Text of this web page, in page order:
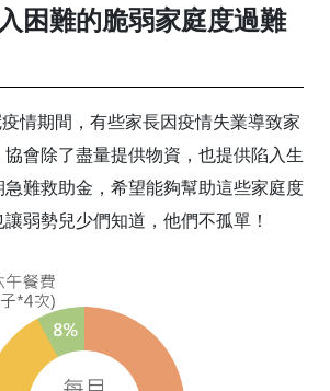
困難的脆弱家庭度過難
情期間，有些家長因疫情失業導致家
會除了盡量提供物資，也提供陷入生
難救助金，希望能夠幫助這些家庭度
弱勢兒少們知道，他們不孤單！